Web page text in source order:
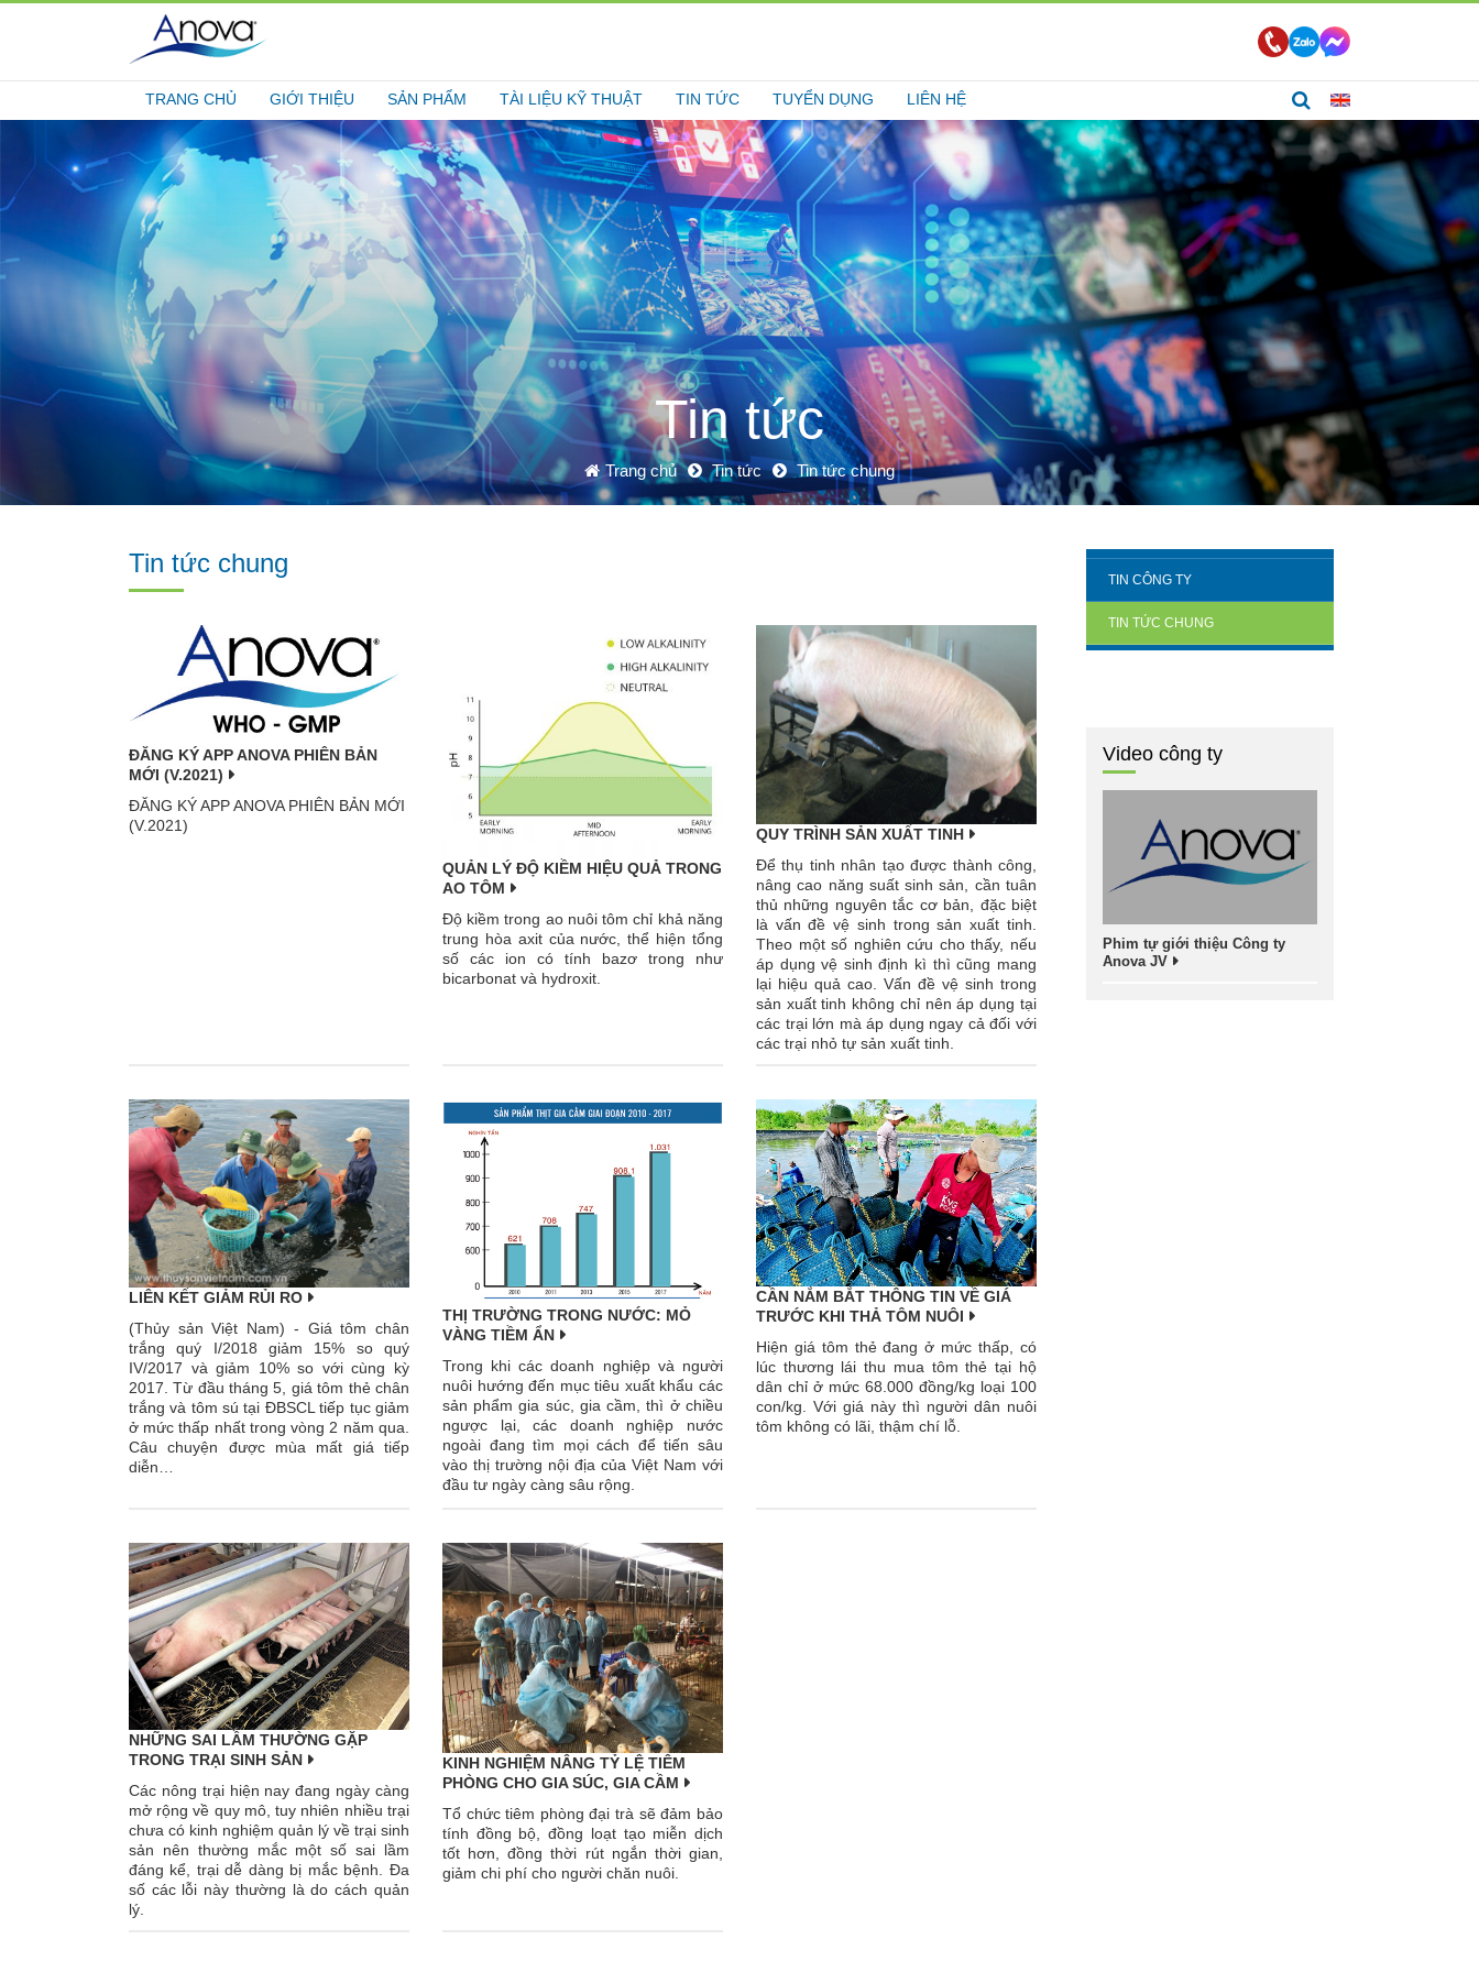
TRANG CHỦ GIỚI THIỆU SẢN PHẨM TÀI LIỆU KỸ THUẬT TIN TỨC TUYỂN DỤNG LIÊN HỆ
Tin tức
Trang chủ Tin tức Tin tức chung
Tin tức chung
ĐĂNG KÝ APP ANOVA PHIÊN BẢN
MỚI (V.2021)
ĐĂNG KÝ APP ANOVA PHIÊN BẢN MỚI
(V.2021)
QUẢN LÝ ĐỘ KIỀM HIỆU QUẢ TRONG
AO TÔM
Độ kiềm trong ao nuôi tôm chỉ khả năng
trung hòa axit của nước, thể hiện tổng
số các ion có tính bazơ trong như
bicarbonat và hydroxit.
QUY TRÌNH SẢN XUẤT TINH
Để thụ tinh nhân tạo được thành công,
nâng cao năng suất sinh sản, cần tuân
thủ những nguyên tắc cơ bản, đặc biệt
là vấn đề vệ sinh trong sản xuất tinh.
Theo một số nghiên cứu cho thấy, nếu
áp dụng vệ sinh định kì thì cũng mang
lại hiệu quả cao. Vấn đề vệ sinh trong
sản xuất tinh không chỉ nên áp dụng tại
các trại lớn mà áp dụng ngay cả đối với
các trại nhỏ tự sản xuất tinh.
LIÊN KẾT GIẢM RỦI RO
(Thủy sản Việt Nam) - Giá tôm chân
trắng quý I/2018 giảm 15% so quý
IV/2017 và giảm 10% so với cùng kỳ
2017. Từ đầu tháng 5, giá tôm thẻ chân
trắng và tôm sú tại ĐBSCL tiếp tục giảm
ở mức thấp nhất trong vòng 2 năm qua.
Câu chuyện được mùa mất giá tiếp
diễn…
THỊ TRƯỜNG TRONG NƯỚC: MỎ
VÀNG TIỀM ẨN
Trong khi các doanh nghiệp và người
nuôi hướng đến mục tiêu xuất khẩu các
sản phẩm gia súc, gia cầm, thì ở chiều
ngược lại, các doanh nghiệp nước
ngoài đang tìm mọi cách để tiến sâu
vào thị trường nội địa của Việt Nam với
đầu tư ngày càng sâu rộng.
CẦN NẮM BẮT THÔNG TIN VỀ GIÁ
TRƯỚC KHI THẢ TÔM NUÔI
Hiện giá tôm thẻ đang ở mức thấp, có
lúc thương lái thu mua tôm thẻ tại hộ
dân chỉ ở mức 68.000 đồng/kg loại 100
con/kg. Với giá này thì người dân nuôi
tôm không có lãi, thậm chí lỗ.
NHỮNG SAI LẦM THƯỜNG GẶP
TRONG TRẠI SINH SẢN
Các nông trại hiện nay đang ngày càng
mở rộng về quy mô, tuy nhiên nhiều trại
chưa có kinh nghiệm quản lý về trại sinh
sản nên thường mắc một số sai lầm
đáng kể, trại dễ dàng bị mắc bệnh. Đa
số các lỗi này thường là do cách quản
lý.
KINH NGHIỆM NÂNG TỶ LỆ TIÊM
PHÒNG CHO GIA SÚC, GIA CẦM
Tổ chức tiêm phòng đại trà sẽ đảm bảo
tính đồng bộ, đồng loạt tạo miễn dịch
tốt hơn, đồng thời rút ngắn thời gian,
giảm chi phí cho người chăn nuôi.
TIN CÔNG TY
TIN TỨC CHUNG
Video công ty
Phim tự giới thiệu Công ty
Anova JV